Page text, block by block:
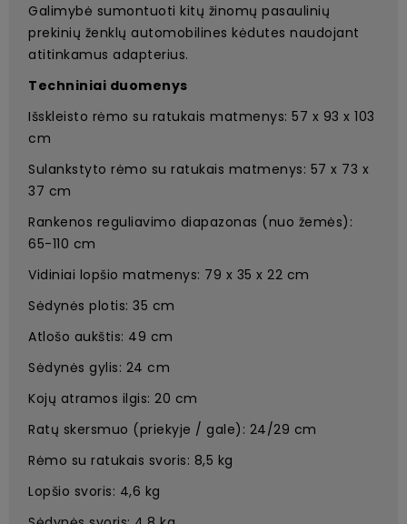
Galimybė sumontuoti kitų žinomų pasaulinių
prekinių ženklų automobilines kėdutes naudojant
atitinkamus adapterius.
Techniniai duomenys
Išskleisto rėmo su ratukais matmenys: 57 x 93 x 103
cm
Sulankstyto rėmo su ratukais matmenys: 57 x 73 x
37 cm
Rankenos reguliavimo diapazonas (nuo žemės):
65-110 cm
Vidiniai lopšio matmenys: 79 x 35 x 22 cm
Sėdynės plotis: 35 cm
Atlošo aukštis: 49 cm
Sėdynės gylis: 24 cm
Kojų atramos ilgis: 20 cm
Ratų skersmuo (priekyje / gale): 24/29 cm
Rėmo su ratukais svoris: 8,5 kg
Lopšio svoris: 4,6 kg